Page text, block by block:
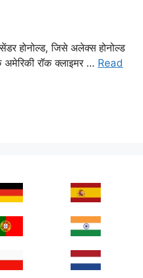
होनोल्ड, जिसे अलेक्स होनोल्ड
रॉक क्लाइमर … Read